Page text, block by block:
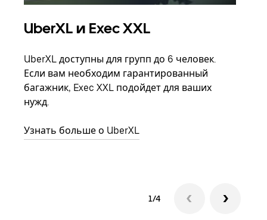
UberXL и Exec XXL
UberXL доступны для групп до 6 человек.
Если вам необходим гарантированный
багажник, Exec XXL подойдет для ваших
нужд.
Узнать больше о UberXL
1/4